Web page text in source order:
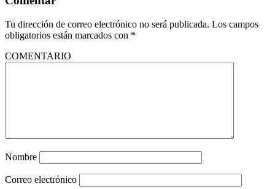
Tu dirección de correo electrónico no será publicada. Los campos
obligatorios están marcados con *
COMENTARIO
Nombre
Correo electrónico